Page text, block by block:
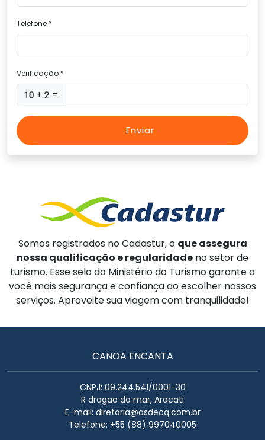
Telefone *
Verificação *
+ =
Enviar
Somos registrados no Cadastur, o que assegura
nossa qualificação e regularidade no setor de
turismo. Esse selo do Ministério do Turismo garante a
você mais segurança e confiança ao escolher nossos
serviços. Aproveite sua viagem com tranquilidade!
CANOA ENCANTA
CNPJ: 09.244.541/0001-30
R dragao do mar, Aracati
E-mail: diretoria@asdecq.com.br
Telefone: +55 (88) 997040005